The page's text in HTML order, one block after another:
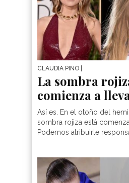
CLAUDIA PINO
La sombra
comienza a
Así es. En el otoño del
sombra rojiza está
Podemos atribuirle